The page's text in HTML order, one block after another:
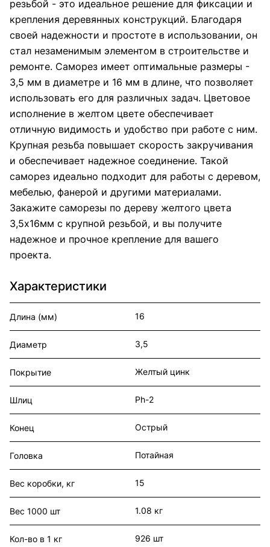
резьбой - это идеальное решение для фиксации и
крепления деревянных конструкций. Благодаря
своей надежности и простоте в использовании, он
стал незаменимым элементом в строительстве и
ремонте. Саморез имеет оптимальные размеры -
3,5 мм в диаметре и 16 мм в длине, что позволяет
использовать его для различных задач. Цветовое
исполнение в желтом цвете обеспечивает
отличную видимость и удобство при работе с ним.
Крупная резьба повышает скорость закручивания
и обеспечивает надежное соединение. Такой
саморез идеально подходит для работы с деревом,
мебелью, фанерой и другими материалами.
Закажите саморезы по дереву желтого цвета
3,5х16мм с крупной резьбой, и вы получите
надежное и прочное крепление для вашего
проекта.
Характеристики
Длина (мм) 16
Диаметр 3,5
Покрытие Желтый цинк
Шлиц Ph-2
Конец Острый
Головка Потайная
Вес коробки, кг 15
Вес 1000 шт 1.08 кг
Кол-во в 1 кг 926 шт